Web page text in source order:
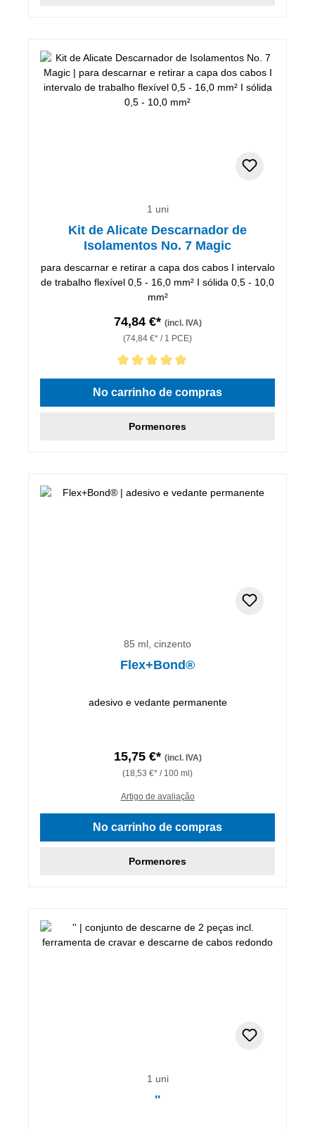
1 uni
Kit de Alicate Descarnador de
Isolamentos No. 7 Magic
para descarnar e retirar a capa dos cabos I intervalo
de trabalho flexível 0,5 - 16,0 mm² I sólida 0,5 - 10,0
mm²
74,84 €* (incl. IVA)
(74,84 €* / 1 PCE)
Classificação média de 5 de 5 estrelas
No carrinho de compras
Pormenores
85 ml, cinzento
Flex+Bond®
adesivo e vedante permanente
15,75 €* (incl. IVA)
(18,53 €* / 100 ml)
Artigo de avaliação
No carrinho de compras
Pormenores
1 uni
''